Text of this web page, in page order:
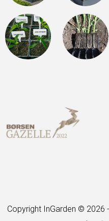
Copyright InGarden © 2026